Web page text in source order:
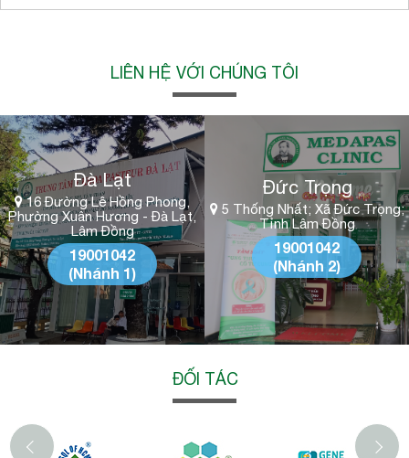
LIÊN HỆ VỚI CHÚNG TÔI
Đà Lạt
16 Đường Lê Hồng Phong,
Phường Xuân Hương - Đà Lạt,
Lâm Đồng
19001042
(Nhánh 1)
Đức Trọng
5 Thống Nhất; Xã Đức Trọng;
Tỉnh Lâm Đồng
19001042
(Nhánh 2)
ĐỐI TÁC
‹